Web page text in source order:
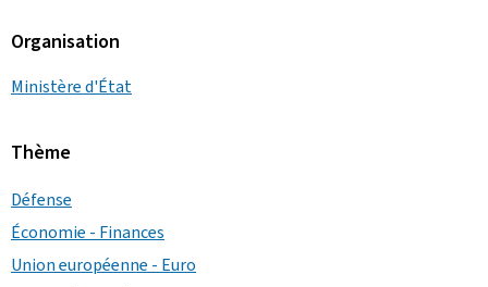
Organisation
Ministère d'État
Thème
Défense
Économie - Finances
Union européenne - Euro